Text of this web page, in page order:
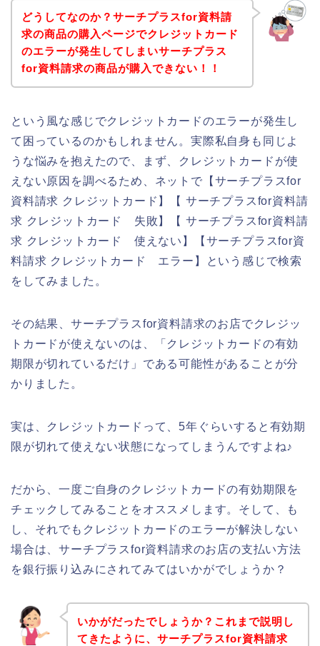
どうしてなのか？サーチプラスfor資料請
求の商品の購入ページでクレジットカード
のエラーが発生してしまいサーチプラス
for資料請求の商品が購入できない！！
という風な感じでクレジットカードのエラーが発生し
て困っているのかもしれません。実際私自身も同じよ
うな悩みを抱えたので、まず、クレジットカードが使
えない原因を調べるため、ネットで【サーチプラスfor
資料請求 クレジットカード】【 サーチプラスfor資料請
求 クレジットカード 失敗】【 サーチプラスfor資料請
求 クレジットカード 使えない】【サーチプラスfor資
料請求 クレジットカード エラー】という感じで検索
をしてみました。
その結果、サーチプラスfor資料請求のお店でクレジッ
トカードが使えないのは、「クレジットカードの有効
期限が切れているだけ」である可能性があることが分
かりました。
実は、クレジットカードって、5年ぐらいすると有効期
限が切れて使えない状態になってしまうんですよね♪
だから、一度ご自身のクレジットカードの有効期限を
チェックしてみることをオススメします。そして、も
し、それでもクレジットカードのエラーが解決しない
場合は、サーチプラスfor資料請求のお店の支払い方法
を銀行振り込みにされてみてはいかがでしょうか？
いかがだったでしょうか？これまで説明し
てきたように、サーチプラスfor資料請求